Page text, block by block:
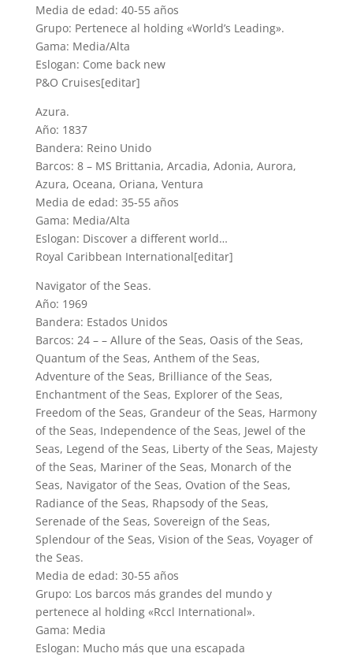
Media de edad: 40-55 años
Grupo: Pertenece al holding «World’s Leading».
Gama: Media/Alta
Eslogan: Come back new
P&O Cruises[editar]
Azura.
Año: 1837
Bandera: Reino Unido
Barcos: 8 – MS Brittania, Arcadia, Adonia, Aurora,
Azura, Oceana, Oriana, Ventura
Media de edad: 35-55 años
Gama: Media/Alta
Eslogan: Discover a different world…
Royal Caribbean International[editar]
Navigator of the Seas.
Año: 1969
Bandera: Estados Unidos
Barcos: 24 – – Allure of the Seas, Oasis of the Seas,
Quantum of the Seas, Anthem of the Seas,
Adventure of the Seas, Brilliance of the Seas,
Enchantment of the Seas, Explorer of the Seas,
Freedom of the Seas, Grandeur of the Seas, Harmony
of the Seas, Independence of the Seas, Jewel of the
Seas, Legend of the Seas, Liberty of the Seas, Majesty
of the Seas, Mariner of the Seas, Monarch of the
Seas, Navigator of the Seas, Ovation of the Seas,
Radiance of the Seas, Rhapsody of the Seas,
Serenade of the Seas, Sovereign of the Seas,
Splendour of the Seas, Vision of the Seas, Voyager of
the Seas.
Media de edad: 30-55 años
Grupo: Los barcos más grandes del mundo y
pertenece al holding «Rccl International».
Gama: Media
Eslogan: Mucho más que una escapada